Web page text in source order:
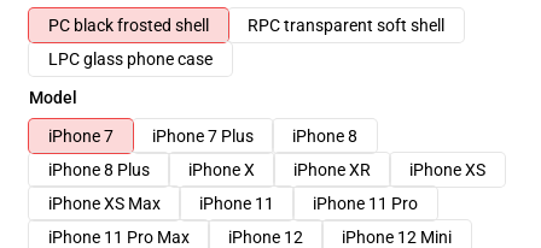
PC black frosted shell
RPC transparent soft shell
LPC glass phone case
Model
iPhone 7
iPhone 7 Plus
iPhone 8
iPhone 8 Plus
iPhone X iPhone XR
iPhone XS
iPhone XS Max
iPhone 11
iPhone 11 Pro
iPhone 11 Pro Max
iPhone 12
iPhone 12 Mini